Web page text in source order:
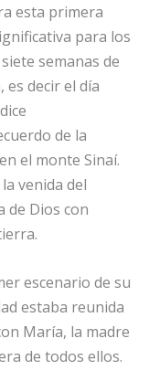
esta primera
para los
semanas de
es decir el día
de la
el monte Sinaí.
venida del
de Dios con
escenario de su
estaba reunida
María, la madre
de todos ellos.